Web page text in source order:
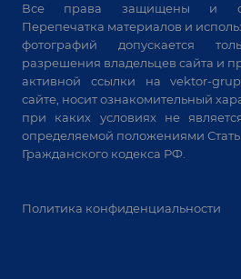
Универсальные зажимы
Системы аспирации
Станки лазерной резки
Решения для учебных заведений
Все права защищены и
Перепечатка материалов и
фотографий допускается
разрешения владельцев сайта и
активной ссылки наvektor-
сайте, носит ознакомительный
при каких условиях не
определяемой положениями
Гражданского кодекса РФ.
Политика конфиденциальности